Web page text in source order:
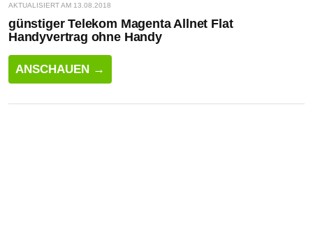
AKTUALISIERT AM 13.08.2018
günstiger Telekom Magenta Allnet Flat
Handyvertrag ohne Handy
ANSCHAUEN →